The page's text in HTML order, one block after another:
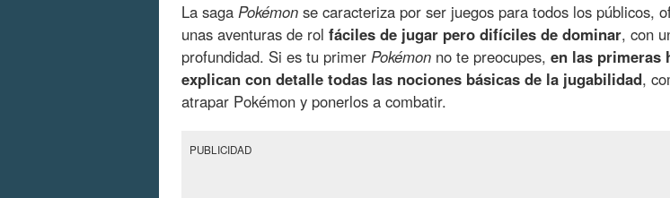
La saga Pokémon se caracteriza por ser juegos para todos los públicos,
unas aventuras de rol fáciles de jugar pero difíciles de dominar, con
profundidad. Si es tu primer Pokémon no te preocupes, en las primeras
explican con detalle todas las nociones básicas de la jugabilidad,
atrapar Pokémon y ponerlos a combatir.
PUBLICIDAD